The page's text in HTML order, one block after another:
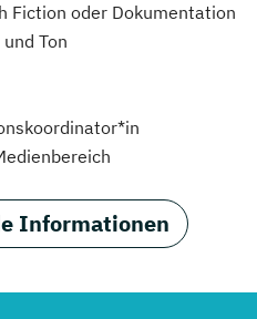
Fiction oder Dokumentation
Ton
Informationen